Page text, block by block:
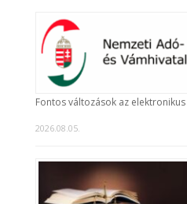
Fontos változások az
2026.08.05.